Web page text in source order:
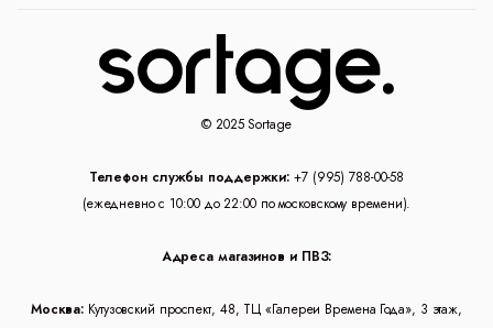
© 2025 Sortage
Телефон службы поддержки: +7 (995) 788-00-58
(ежедневно с 10:00 до 22:00 по московскому времени).
Адреса магазинов и ПВЗ:
Москва: Кутузовский проспект, 48, ТЦ «Галереи Времена Года», 3 этаж,